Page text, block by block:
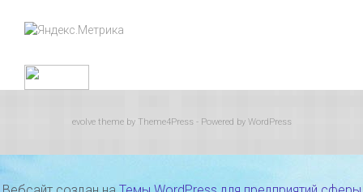
evolvetheme by Theme4Press - Powered by WordPress